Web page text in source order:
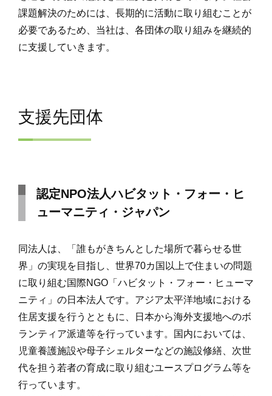
課題解決のためには、長期的に活動に取り組むことが
必要であるため、当社は、各団体の取り組みを継続的
に支援していきます。
支援先団体
認定NPO法人ハビタット・フォー・ヒ
ューマニティ・ジャパン
同法人は、「誰もがきちんとした場所で暮らせる世
界」の実現を目指し、世界70カ国以上で住まいの問題
に取り組む国際NGO「ハビタット・フォー・ヒューマ
ニティ」の日本法人です。アジア太平洋地域における
住居支援を行うとともに、日本から海外支援地へのボ
ランティア派遣等を行っています。国内においては、
児童養護施設や母子シェルターなどの施設修繕、次世
代を担う若者の育成に取り組むユースプログラム等を
行っています。